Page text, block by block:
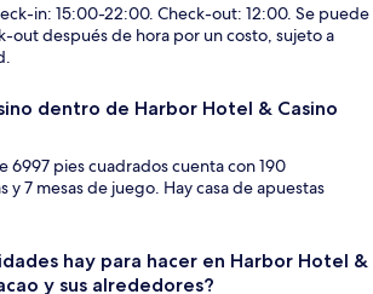
in: 15:00-22:00. Check-out: 12:00. Se puede
out después de hora por un costo, sujeto a
dentro de Harbor Hotel & Casino
6997 pies cuadrados cuenta con 190
y 7 mesas de juego. Hay casa de apuestas
hay para hacer en Harbor Hotel &
y sus alrededores?